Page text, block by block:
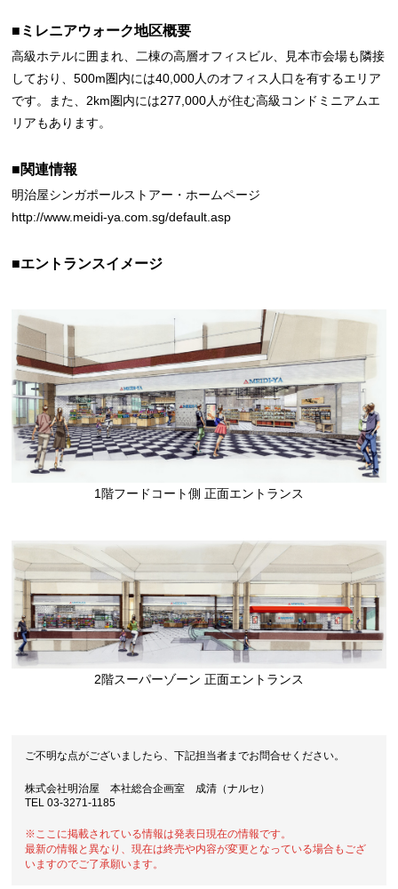
■ミレニアウォーク地区概要
高級ホテルに囲まれ、二棟の高層オフィスビル、見本市会場も隣接
しており、500m圏内には40,000人のオフィス人口を有するエリア
です。また、2km圏内には277,000人が住む高級コンドミニアムエ
リアもあります。
■関連情報
明治屋シンガポールストアー・ホームページ
http://www.meidi-ya.com.sg/default.asp
■エントランスイメージ
1階フードコート側 正面エントランス
2階スーパーゾーン 正面エントランス
ご不明な点がございましたら、下記担当者までお問合せください。
株式会社明治屋 本社総合企画室 成清（ナルセ）
TEL 03-3271-1185
※ここに掲載されている情報は発表日現在の情報です。
最新の情報と異なり、現在は終売や内容が変更となっている場合もござ
いますのでご了承願います。